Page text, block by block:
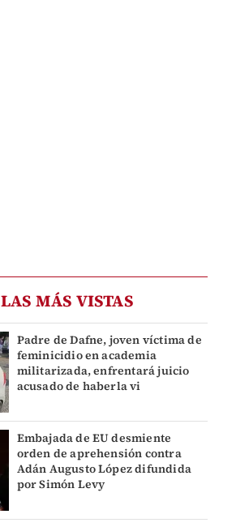
LAS MÁS VISTAS
Padre de Dafne, joven víctima de
feminicidio en academia
militarizada, enfrentará juicio
acusado de haberla vi
Embajada de EU desmiente
orden de aprehensión contra
Adán Augusto López difundida
por Simón Levy